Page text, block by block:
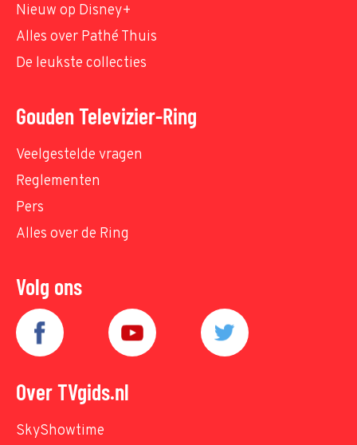
Nieuw op Disney+
Alles over Pathé Thuis
De leukste collecties
Gouden Televizier-Ring
Veelgestelde vragen
Reglementen
Pers
Alles over de Ring
Volg ons
Over TVgids.nl
SkyShowtime